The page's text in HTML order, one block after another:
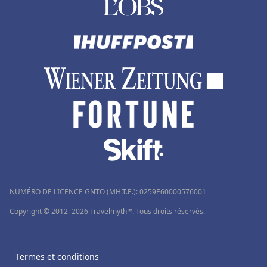
Hôtels à Brides-les-Bains
NUMÉRO DE LICENCE GNTO (MH.T.E.): 0259Ε60000576001
Copyright © 2012–2026 Travelmyth™. Tous droits réservés.
Termes et conditions